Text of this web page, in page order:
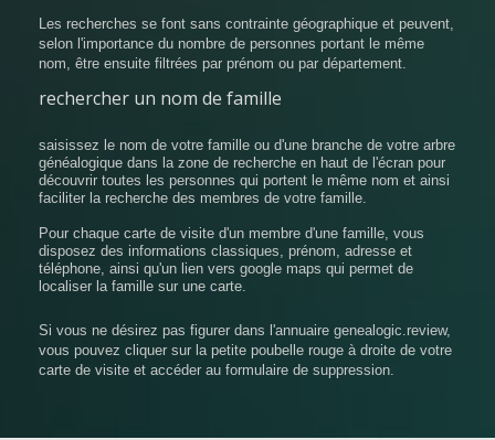
Les recherches se font sans contrainte géographique et peuvent,
selon l'importance du nombre de personnes portant le même
nom, être ensuite filtrées par prénom ou par département.
rechercher un nom de famille
saisissez le nom de votre famille ou d'une branche de votre arbre
généalogique dans la zone de recherche en haut de l'écran pour
découvrir toutes les personnes qui portent le même nom et ainsi
faciliter la recherche des membres de votre famille.
Pour chaque carte de visite d'un membre d'une famille, vous
disposez des informations classiques, prénom, adresse et
téléphone, ainsi qu'un lien vers google maps qui permet de
localiser la famille sur une carte.
Si vous ne désirez pas figurer dans l'annuaire genealogic.review,
vous pouvez cliquer sur la petite poubelle rouge à droite de votre
carte de visite et accéder au formulaire de suppression.